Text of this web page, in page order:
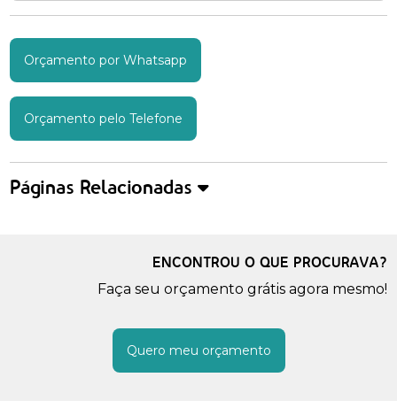
Orçamento por Whatsapp
Orçamento pelo Telefone
Páginas Relacionadas
ENCONTROU O QUE PROCURAVA?
Faça seu orçamento grátis agora mesmo!
Quero meu orçamento